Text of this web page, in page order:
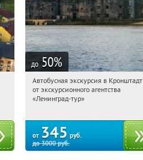
до 50%
05:40:56 Купили:
Площадь Восстания
Автобусная экскурсия в Кронштадт
от экскурсионного агентства
«Ленинград-тур»
от 345 руб.
до3000руб.